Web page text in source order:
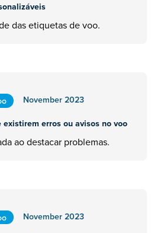
das etiquetas de voo.
November 2023
existirem erros ou avisos no voo
ao destacar problemas.
November 2023